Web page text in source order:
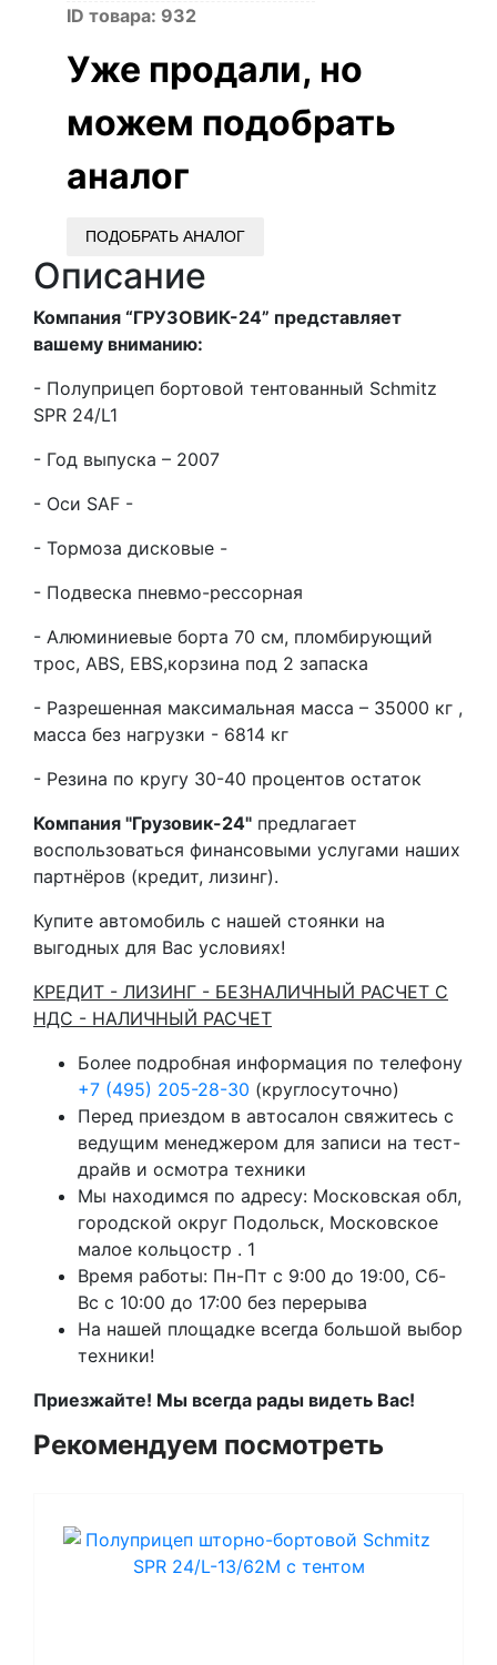
ID товара: 932
Уже продали, но
можем подобрать
аналог
ПОДОБРАТЬ АНАЛОГ
Описание
Компания “ГРУЗОВИК-24” представляет
вашему вниманию:
- Полуприцеп бортовой тентованный Schmitz
SPR 24/L1
- Год выпуска – 2007
- Оси SAF -
- Тормоза дисковые -
- Подвеска пневмо-рессорная
- Алюминиевые борта 70 см, пломбирующий
трос, ABS, EBS,корзина под 2 запаска
- Разрешенная максимальная масса – 35000 кг ,
масса без нагрузки - 6814 кг
- Резина по кругу 30-40 процентов остаток
Компания "Грузовик-24" предлагает
воспользоваться финансовыми услугами наших
партнёров (кредит, лизинг).
Купите автомобиль с нашей стоянки на
выгодных для Вас условиях!
КРЕДИТ - ЛИЗИНГ - БЕЗНАЛИЧНЫЙ РАСЧЕТ С
НДС - НАЛИЧНЫЙ РАСЧЕТ
Более подробная информация по телефону
+7 (495) 205-28-30 (круглосуточно)
Перед приездом в автосалон свяжитесь с
ведущим менеджером для записи на тест-
драйв и осмотра техники
Мы находимся по адресу: Московская обл,
городской округ Подольск, Московское
малое кольцостр . 1
Время работы: Пн-Пт с 9:00 до 19:00, Сб-
Вс с 10:00 до 17:00 без перерыва
На нашей площадке всегда большой выбор
техники!
Приезжайте! Мы всегда рады видеть Вас!
Рекомендуем посмотреть